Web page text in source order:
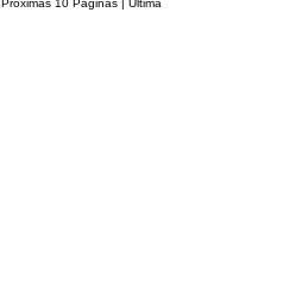
Próximas 10 Páginas | Última